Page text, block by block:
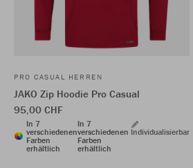
PRO CASUAL HERREN
JAKO Zip Hoodie Pro Casual
95,00 CHF
In 7
verschiedenen
Farben
erhältlich
In 7
verschiedenen
Farben
erhältlich
Individualisierbar